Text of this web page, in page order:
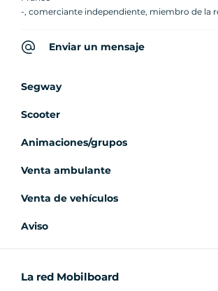
-, comerciante independiente, miembro de la
Enviar un mensaje
Segway
Scooter
Animaciones/grupos
Venta ambulante
Venta de vehículos
Aviso
La red Mobilboard